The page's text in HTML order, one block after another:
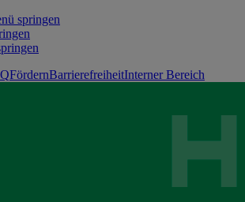
springen
FördernBarrierefreiheitInterner Bereich